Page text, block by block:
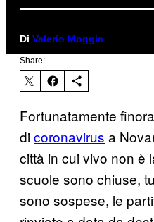
Di Valerio Moggia
Share:
Fortunatamente
dicoronavirus a
città in cui vivo non è
scuole sono chiuse,
sono sospese, le